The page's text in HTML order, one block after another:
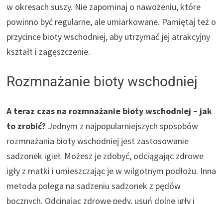
w okresach suszy. Nie zapominaj o nawożeniu, które
powinno być regularne, ale umiarkowane. Pamiętaj też o
przycince bioty wschodniej, aby utrzymać jej atrakcyjny
kształt i zagęszczenie.
Rozmnażanie bioty wschodniej
A teraz czas na rozmnażanie bioty wschodniej – jak
to zrobić? Jednym z najpopularniejszych sposobów
rozmnażania bioty wschodniej jest zastosowanie
sadzonek igieł. Możesz je zdobyć, odciągając zdrowe
igły z matki i umieszczając je w wilgotnym podłożu. Inna
metoda polega na sadzeniu sadzonek z pędów
bocznych. Odcinając zdrowe pędy, usuń dolne igły i